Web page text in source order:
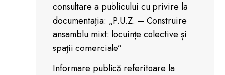
consultare a publicului cu privire la
documentația: „P.U.Z. – Construire
ansamblu mixt: locuințe colective și
spații comerciale”
Informare publică referitoare la